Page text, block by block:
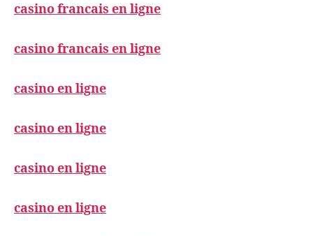
casino francais en ligne
casino francais en ligne
casino en ligne
casino en ligne
casino en ligne
casino en ligne